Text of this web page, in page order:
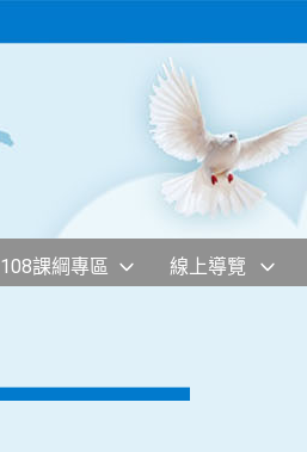
108課綱專區 線上導覽